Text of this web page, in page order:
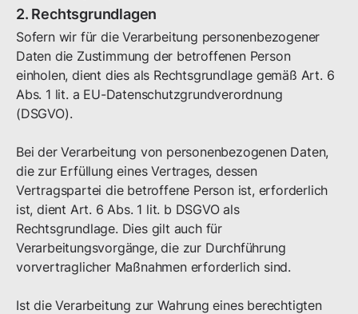
2. Rechtsgrundlagen
Sofern wir für die Verarbeitung personenbezogener
Daten die Zustimmung der betroffenen Person
einholen, dient dies als Rechtsgrundlage gemäß Art. 6
Abs. 1 lit. a EU-Datenschutzgrundverordnung
(DSGVO).
Bei der Verarbeitung von personenbezogenen Daten,
die zur Erfüllung eines Vertrages, dessen
Vertragspartei die betroffene Person ist, erforderlich
ist, dient Art. 6 Abs. 1 lit. b DSGVO als
Rechtsgrundlage. Dies gilt auch für
Verarbeitungsvorgänge, die zur Durchführung
vorvertraglicher Maßnahmen erforderlich sind.
Ist die Verarbeitung zur Wahrung eines berechtigten